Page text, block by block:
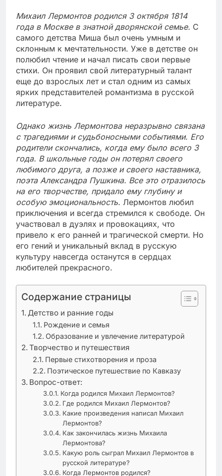
Михаил Лермонтов родился 3 октября 1814
года в Москве в знатной дворянской семье. С
самого детства Миша был очень умным и
склонным к мечтательности. Уже в детстве он
полюбил чтение и начал писать свои первые
стихи. Он проявил свой литературный талант
еще до взрослых лет и стал одним из самых
ярких представителей романтизма в русской
литературе.
Однако жизнь Лермонтова неразрывно связана
с трагедиями и судьбоносными событиями. Его
родители скончались, когда ему было всего 3
года. В школьные годы он потерял своего
любимого друга, а позже и своего наставника,
поэта Александра Пушкина. Все это отразилось
на его творчестве, придало ему глубину и
особую эмоциональность. Лермонтов любил
приключения и всегда стремился к свободе. Он
участвовал в дуэлях и провокациях, что
привело к его ранней и трагической смерти. Но
его гений и уникальный вклад в русскую
культуру навсегда останутся в сердцах
любителей прекрасного.
Содержание страницы
Детство и ранние годы
Рождение и семья
Образование и увлечение литературой
Творчество и путешествия
Первые стихотворения и проза
Поэтическое путешествие по Кавказу
Вопрос-ответ:
Когда родился Михаил Лермонтов?
Где родился Михаил Лермонтов?
Какие произведения написал Михаил
Лермонтов?
Как закончилась жизнь Михаила
Лермонтова?
Какую роль сыграл Михаил Лермонтов в
русской литературе?
Когда Лермонтов родился?